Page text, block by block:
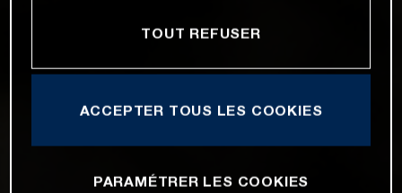
TOUT REFUSER
ACCEPTER TOUS LES COOKIES
PARAMÉTRER LES COOKIES